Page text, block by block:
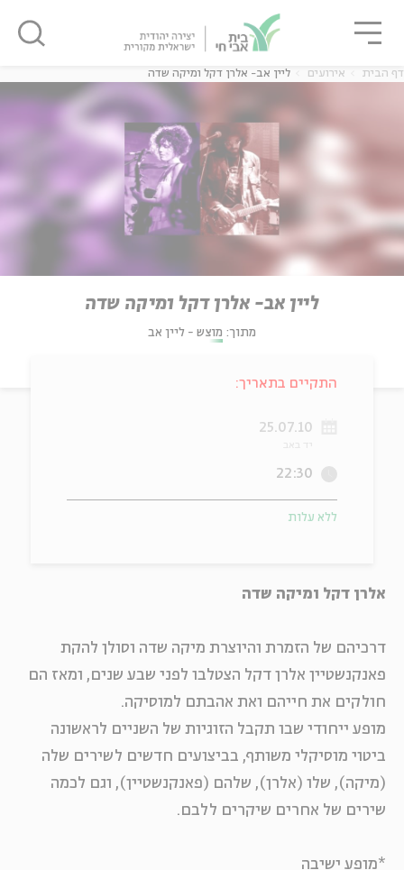
דף הבית אירועים ליין אב- אלרן דקל ומיקה שדה
ליין אב- אלרן דקל ומיקה שדה
מתוך: מוצש - ליין אב
אלרן דקל ומיקה שדה
דרכיהם של הזמרת והיוצרת מיקה שדה וסולן להקת
פאנקנשטיין אלרן דקל הצטלבו לפני שבע שנים, ומאז הם
חולקים את חייהם ואת אהבתם למוסיקה.
מופע ייחודי שבו תקבל הזוגיות של השניים לראשונה
ביטוי מוסיקלי משותף, בביצועים חדשים לשירים שלה
(מיקה), שלו (אלרן), שלהם (פאנקנשטיין), וגם לכמה
שירים של אחרים שיקרים ללבם.
*מופע ישיבה
התקיים בתאריך:
25.07.10
22:30
ללא עלות
סגור